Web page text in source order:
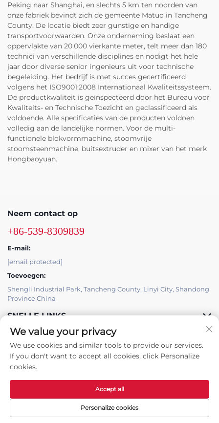
Peking naar Shanghai, en slechts 5 km ten noorden van
onze fabriek bevindt zich de gemeente Matuo in Tancheng
County. De locatie biedt zeer gunstige en handige
transportvoorwaarden. Onze onderneming beslaat een
oppervlakte van 20.000 vierkante meter, telt meer dan 180
technici van verschillende disciplines en nodigt het hele
jaar door diverse senior ingenieurs uit voor technische
begeleiding. Het bedrijf is met succes gecertificeerd
volgens het ISO9001:2008 Internationaal Kwaliteitssysteem.
De productkwaliteit is geïnspecteerd door het Bureau voor
Kwaliteits- en Technische Toezicht en geclassificeerd als
voldoende. Alle specificaties van de producten voldoen
volledig aan de landelijke normen. Voor de multi-
functionele blokvormmachine, stoomvrije
stoomsteenmachine, buitsextruder en mixer van het merk
Hongbaoyuan.
Neem contact op
+86-539-8309839
E-mail:
[email protected]
Toevoegen:
Shengli Industrial Park, Tancheng County, Linyi City, Shandong
Province China
SNELLE LINKS
PRODUCTEN
Copyright © Tancheng County Hongbaoyuan Machinery Co., Ltd. -
Privacybeleid
We value your privacy
We use cookies and similar tools to provide our services.
If you don't want to accept all cookies, click Personalize
cookies.
Personalize cookies
Accept all